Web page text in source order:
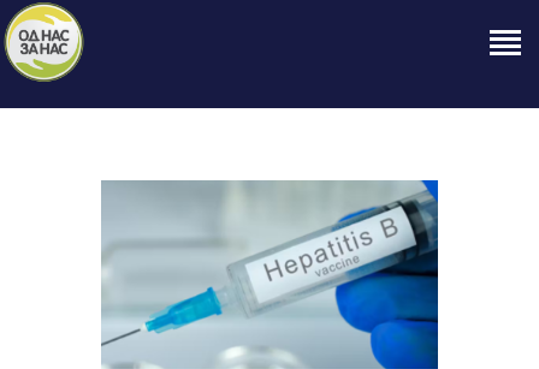
НАШЕ ПРАВО
ОБЈАВИ
ПРОЕКТИ
КОНТАКТ